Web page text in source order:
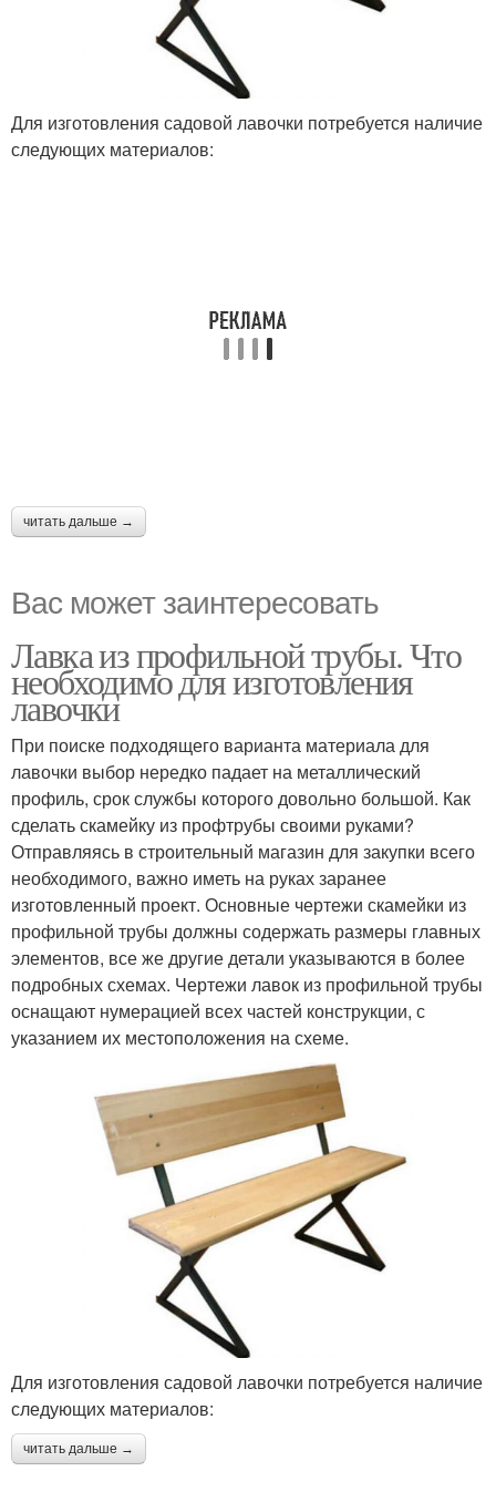
Для изготовления садовой лавочки потребуется наличие
следующих материалов:
читать дальше →
Вас может заинтересовать
Лавка из профильной трубы. Что
необходимо для изготовления
лавочки
При поиске подходящего варианта материала для
лавочки выбор нередко падает на металлический
профиль, срок службы которого довольно большой. Как
сделать скамейку из профтрубы своими руками?
Отправляясь в строительный магазин для закупки всего
необходимого, важно иметь на руках заранее
изготовленный проект. Основные чертежи скамейки из
профильной трубы должны содержать размеры главных
элементов, все же другие детали указываются в более
подробных схемах. Чертежи лавок из профильной трубы
оснащают нумерацией всех частей конструкции, с
указанием их местоположения на схеме.
Для изготовления садовой лавочки потребуется наличие
следующих материалов:
читать дальше →